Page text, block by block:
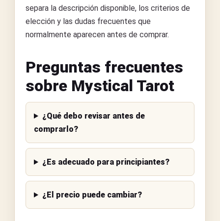
separa la descripción disponible, los criterios de
elección y las dudas frecuentes que
normalmente aparecen antes de comprar.
Preguntas frecuentes
sobre Mystical Tarot
¿Qué debo revisar antes de
comprarlo?
¿Es adecuado para principiantes?
¿El precio puede cambiar?